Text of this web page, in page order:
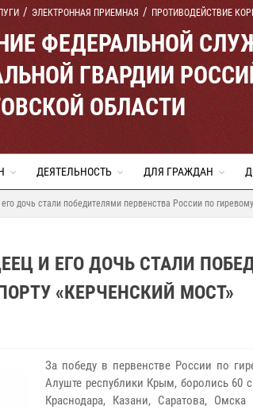
ЭЛЕКТРОННАЯ ПРИЕМНАЯ ПРОТИВОДЕЙСТВИЕ
ФЕДЕРАЛЬНОЙ
ГВАРДИИ
ОБЛАСТИ
ДЕЯТЕЛЬНОСТЬ ДЛЯ ГРАЖДАН
дочь стали победителями первенства России по
И ЕГО ДОЧЬ СТАЛИ
«КЕРЧЕНСКИЙ МОСТ»
За победу в первенстве России по
Алуште республики Крым, боролись 60
Краснодара, Казани, Саратова,